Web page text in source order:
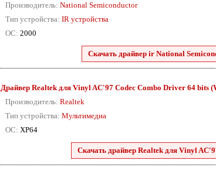
Производитель: National Semiconductor
Тип устройства: IR устройства
ОС: 2000
Скачать драйвер ir National
Драйвер Realtek для Vinyl AC'97 Codec Combo Driver 64 bits
Производитель: Realtek
Тип устройства: Мультимедиа
ОС: XP64
Скачать драйвер Realtek для Vinyl